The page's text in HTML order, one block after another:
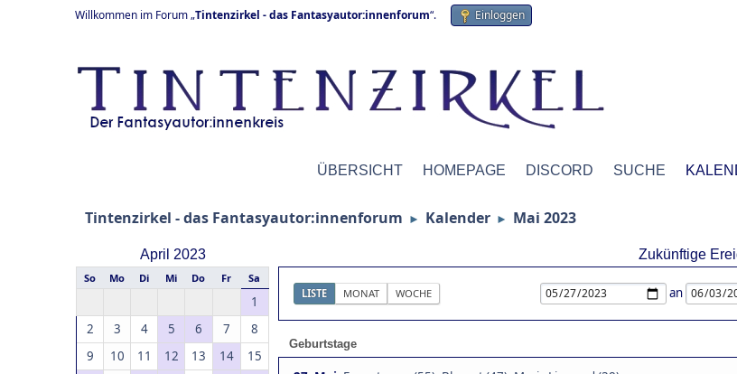
Willkommen im Forum „Tintenzirkel - das Fantasyautor:innenforum“. Einloggen
ÜBERSICHT HOMEPAGE DISCORD SUCHE
Tintenzirkel - das Fantasyautor:innenforum ► Kalender ► Mai 2023
April 2023
So Mo Di Mi Do Fr Sa
1
2
3 4 5 6 7
8
9
10 11 12 13 14
15
Zukünftige
LISTE MONAT WOCHE an
Geburtstage